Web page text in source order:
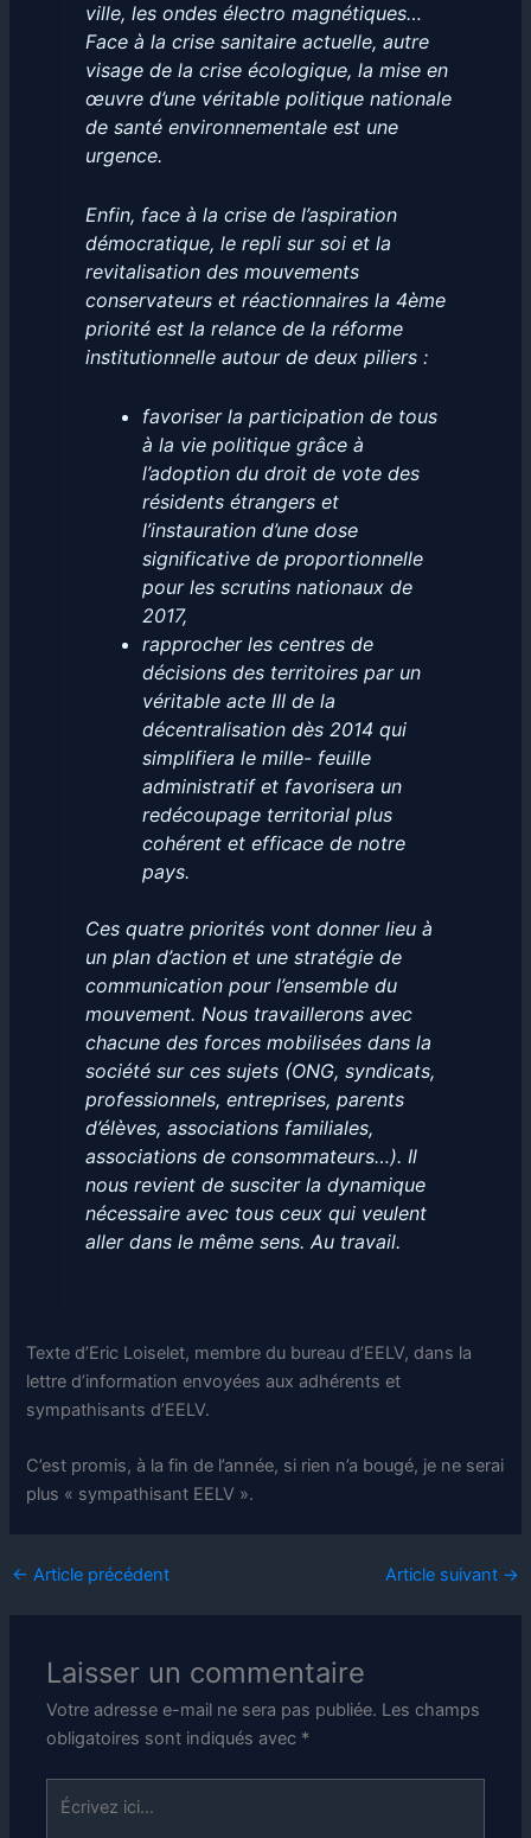
ville, les ondes électro magnétiques…
Face à la crise sanitaire actuelle, autre
visage de la crise écologique, la mise en
œuvre d’une véritable politique nationale
de santé environnementale est une
urgence.
Enfin, face à la crise de l’aspiration
démocratique, le repli sur soi et la
revitalisation des mouvements
conservateurs et réactionnaires la 4ème
priorité est la relance de la réforme
institutionnelle autour de deux piliers :
favoriser la participation de tous
à la vie politique grâce à
l’adoption du droit de vote des
résidents étrangers et
l’instauration d’une dose
significative de proportionnelle
pour les scrutins nationaux de
2017,
rapprocher les centres de
décisions des territoires par un
véritable acte III de la
décentralisation dès 2014 qui
simplifiera le mille- feuille
administratif et favorisera un
redécoupage territorial plus
cohérent et efficace de notre
pays.
Ces quatre priorités vont donner lieu à
un plan d’action et une stratégie de
communication pour l’ensemble du
mouvement. Nous travaillerons avec
chacune des forces mobilisées dans la
société sur ces sujets (ONG, syndicats,
professionnels, entreprises, parents
d’élèves, associations familiales,
associations de consommateurs…). Il
nous revient de susciter la dynamique
nécessaire avec tous ceux qui veulent
aller dans le même sens. Au travail.
Texte d’Eric Loiselet, membre du bureau d’EELV, dans la
lettre d’information envoyées aux adhérents et
sympathisants d’EELV.
C’est promis, à la fin de l’année, si rien n’a bougé, je ne serai
plus « sympathisant EELV ».
← Article précédent Article suivant →
Laisser un commentaire
Votre adresse e-mail ne sera pas publiée. Les champs
obligatoires sont indiqués avec *
Écrivez
ici…